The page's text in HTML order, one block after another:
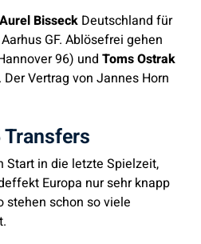
Bisseck Deutschland für
GF. Ablösefrei gehen
96) und Toms Ostrak
Vertrag von Jannes Horn
Transfers
Start in die letzte Spielzeit,
Europa nur sehr knapp
stehen schon so viele